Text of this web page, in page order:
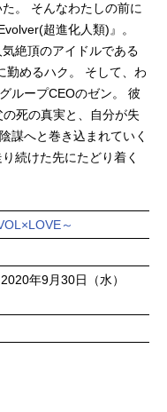
。 そんなわたしの前に
超進化人類)』。
絶頂のアイドルである
勤めるハク。 そして、わ
ループCEOのゼン。 彼
死の真実と、自分が失
謀へと巻き込まれていく
続けた先にたどり着く
～
年9月30日（水）